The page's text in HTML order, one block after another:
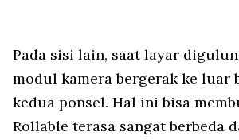
Pada sisi lain, saat layar
modul kamera bergerak ke luar
kedua ponsel. Hal ini bisa
Rollable terasa sangat berbeda